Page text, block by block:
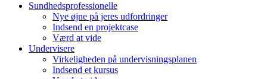
Sundhedsprofessionelle
Nye øjne på jeres udfordringer
Indsend en projektcase
Værd at vide
Undervisere
Virkeligheden på undervisningsplanen
Indsend et kursus